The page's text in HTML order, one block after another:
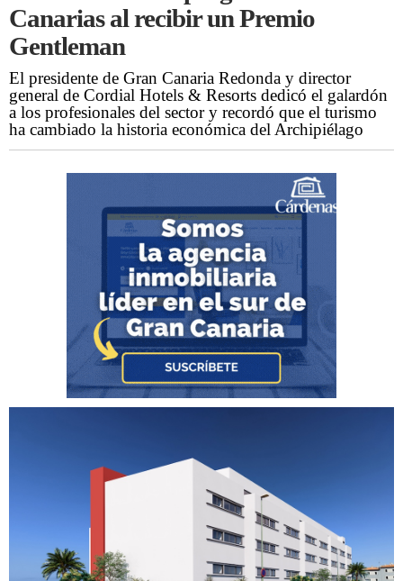
Canarias al recibir un Premio
Gentleman
El presidente de Gran Canaria Redonda y director
general de Cordial Hotels & Resorts dedicó el galardón
a los profesionales del sector y recordó que el turismo
ha cambiado la historia económica del Archipiélago